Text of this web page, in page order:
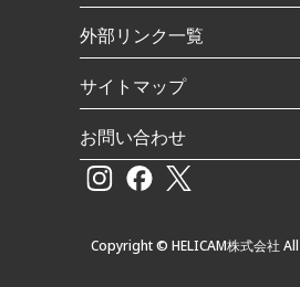
外部リンク一覧
サイトマップ
お問い合わせ
Copyright © HELICAM株式会社